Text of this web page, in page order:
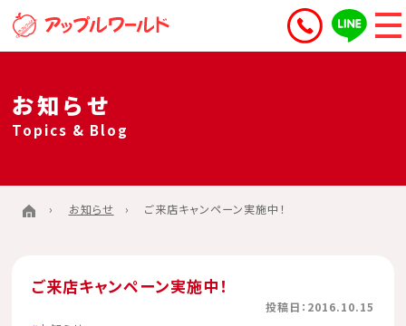
お知らせ
Topics & Blog
お知らせ ご来店キャンペーン実施中！
ご来店キャンペーン実施中！
投稿日：2016.10.15